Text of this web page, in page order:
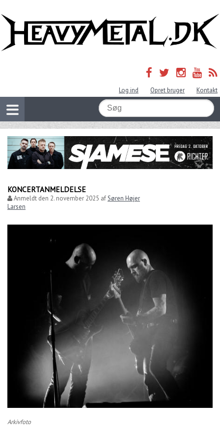
Log ind Opret bruger Kontakt
KONCERTANMELDELSE
Anmeldt den 2. november 2025 afSøren Højer
Larsen
Arkivfoto